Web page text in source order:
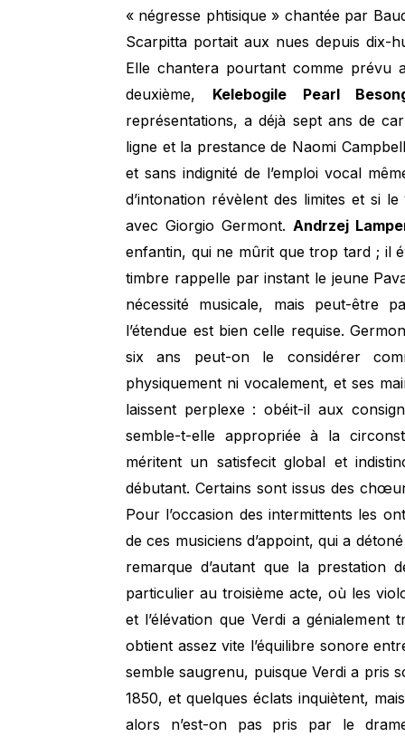
« négresse phtisique » chantée par
Scarpitta portait aux nues depuis dix-
Elle chantera pourtant comme prévu
deuxième, Kelebogile Pearl
représentations, a déjà sept ans de
ligne et la prestance de Naomi
et sans indignité de l’emploi vocal
d’intonation révèlent des limites et si
avec Giorgio Germont. Andrzej
enfantin, qui ne mûrit que trop tard ; il
timbre rappelle par instant le jeune
nécessité musicale, mais peut-être
l’étendue est bien celle requise.
six ans peut-on le considérer
physiquement ni vocalement, et ses
laissent perplexe : obéit-il aux
semble-t-elle appropriée à la
méritent un satisfecit global et
débutant. Certains sont issus des
Pour l’occasion des intermittents les
de ces musiciens d’appoint, qui a
remarque d’autant que la prestation
particulier au troisième acte, où les
et l’élévation que Verdi a
obtient assez vite l’équilibre sonore
semble saugrenu, puisque Verdi a pris
1850, et quelques éclats inquiètent,
alors n’est-on pas pris par le